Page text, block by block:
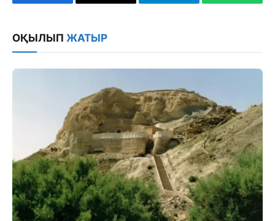
Facebook
Copy
Telegram
ОҚЫЛЫП ЖАТЫР